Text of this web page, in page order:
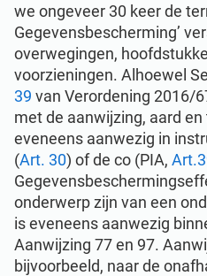
we ongeveer 30 keer de
Gegevensbescherming’
overwegingen,
voorzieningen. Alhoewel
39 van Verordening 2016/
met de aanwijzing, aard en
eveneens aanwezig in
(Art. 30) of de co (PIA,
onderwerp zijn van een
is eveneens aanwezig
Aanwijzing 77 en 97.
bijvoorbeeld, naar de